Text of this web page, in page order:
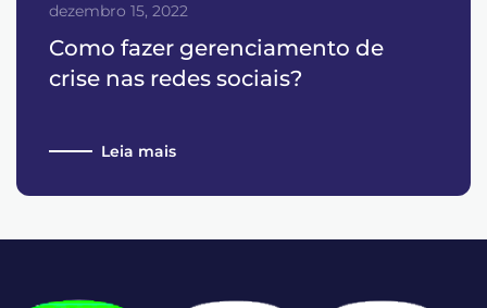
dezembro 15, 2022
Como fazer gerenciamento de
crise nas redes sociais?
Leia mais